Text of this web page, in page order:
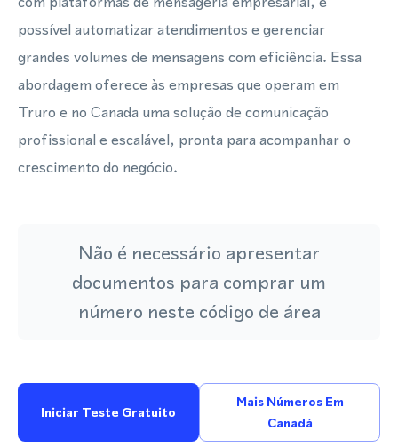
possível automatizar atendimentos e gerenciar
grandes volumes de mensagens com eficiência. Essa
abordagem oferece às empresas que operam em
Truro e no Canada uma solução de comunicação
profissional e escalável, pronta para acompanhar o
crescimento do negócio.
Não é necessário apresentar
documentos para comprar um
número neste código de área
Iniciar Teste Gratuito
Mais Números Em
Canadá